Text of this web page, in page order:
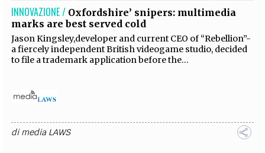
INNOVAZIONE / Oxfordshire’ snipers: multimedia
marks are best served cold
Jason Kingsley,developer and current CEO of “Rebellion”-
a fiercely independent British videogame studio, decided
to file a trademark application before the...
dimedia LAWS